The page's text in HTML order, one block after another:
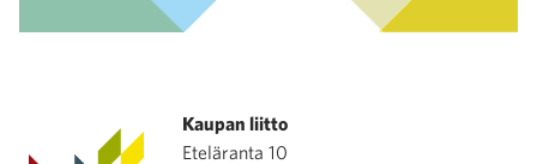
Kaupan liitto
Eteläranta 10